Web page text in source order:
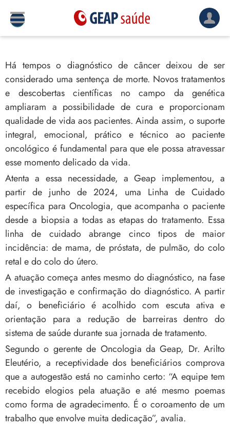
Há tempos o diagnóstico de câncer deixou de ser
considerado uma sentença de morte. Novos tratamentos
e descobertas científicas no campo da genética
ampliaram a possibilidade de cura e proporcionam
qualidade de vida aos pacientes. Ainda assim, o suporte
integral, emocional, prático e técnico ao paciente
oncológico é fundamental para que ele possa atravessar
esse momento delicado da vida.
Atenta a essa necessidade, a Geap implementou, a
partir de junho de 2024, uma Linha de Cuidado
específica para Oncologia, que acompanha o paciente
desde a biopsia a todas as etapas do tratamento. Essa
linha de cuidado abrange cinco tipos de maior
incidência: de mama, de próstata, de pulmão, do colo
retal e do colo do útero.
A atuação começa antes mesmo do diagnóstico, na fase
de investigação e confirmação do diagnóstico. A partir
daí, o beneficiário é acolhido com escuta ativa e
orientação para a redução de barreiras dentro do
sistema de saúde durante sua jornada de tratamento.
Segundo o gerente de Oncologia da Geap, Dr. Arilto
Eleutério, a receptividade dos beneficiários comprova
que a autogestão está no caminho certo: “A equipe tem
recebido elogios pela atuação e até mesmo poemas
como forma de agradecimento. É o coroamento de um
trabalho que envolve muita dedicação”, avalia.